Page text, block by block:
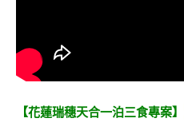
【花蓮瑞穗天合一泊三食專案】